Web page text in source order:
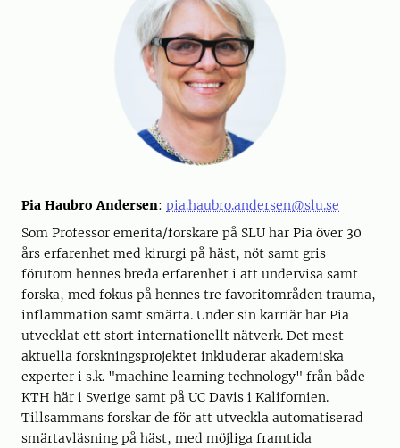
Pia Haubro Andersen: pia.haubro.andersen@slu.se
Som Professor emerita/forskare på SLU har Pia över 30
års erfarenhet med kirurgi på häst, nöt samt gris
förutom hennes breda erfarenhet i att undervisa samt
forska, med fokus på hennes tre favoritområden trauma,
inflammation samt smärta. Under sin karriär har Pia
utvecklat ett stort internationellt nätverk. Det mest
aktuella forskningsprojektet inkluderar akademiska
experter i s.k. "machine learning technology" från både
KTH här i Sverige samt på UC Davis i Kalifornien.
Tillsammans forskar de för att utveckla automatiserad
smärtavläsning på häst, med möjliga framtida